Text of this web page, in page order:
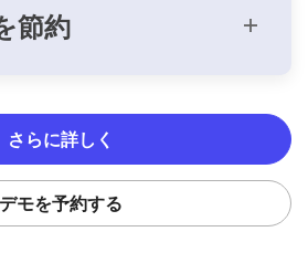
節約
さらに詳しく
デモを予約する